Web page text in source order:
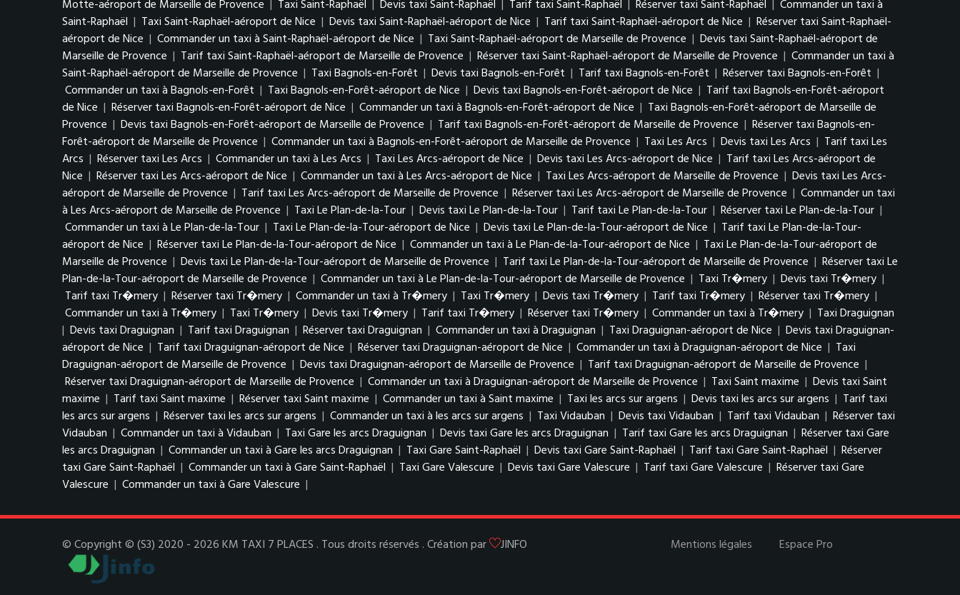
Motte-aéroport de Marseille de Provence | Taxi Saint-Raphaël | Devis taxi Saint-Raphaël | Tarif taxi Saint-Raphaël | Réserver taxi Saint-Raphaël | Commander un taxi à
Saint-Raphaël | Taxi Saint-Raphaël-aéroport de Nice | Devis taxi Saint-Raphaël-aéroport de Nice | Tarif taxi Saint-Raphaël-aéroport de Nice | Réserver taxi Saint-Raphaël-
aéroport de Nice | Commander un taxi à Saint-Raphaël-aéroport de Nice | Taxi Saint-Raphaël-aéroport de Marseille de Provence | Devis taxi Saint-Raphaël-aéroport de
Marseille de Provence | Tarif taxi Saint-Raphaël-aéroport de Marseille de Provence | Réserver taxi Saint-Raphaël-aéroport de Marseille de Provence | Commander un taxi à
Saint-Raphaël-aéroport de Marseille de Provence | Taxi Bagnols-en-Forêt | Devis taxi Bagnols-en-Forêt | Tarif taxi Bagnols-en-Forêt | Réserver taxi Bagnols-en-Forêt |
Commander un taxi à Bagnols-en-Forêt | Taxi Bagnols-en-Forêt-aéroport de Nice | Devis taxi Bagnols-en-Forêt-aéroport de Nice | Tarif taxi Bagnols-en-Forêt-aéroport
de Nice | Réserver taxi Bagnols-en-Forêt-aéroport de Nice | Commander un taxi à Bagnols-en-Forêt-aéroport de Nice | Taxi Bagnols-en-Forêt-aéroport de Marseille de
Provence | Devis taxi Bagnols-en-Forêt-aéroport de Marseille de Provence | Tarif taxi Bagnols-en-Forêt-aéroport de Marseille de Provence | Réserver taxi Bagnols-en-
Forêt-aéroport de Marseille de Provence | Commander un taxi à Bagnols-en-Forêt-aéroport de Marseille de Provence | Taxi Les Arcs | Devis taxi Les Arcs | Tarif taxi Les
Arcs | Réserver taxi Les Arcs | Commander un taxi à Les Arcs | Taxi Les Arcs-aéroport de Nice | Devis taxi Les Arcs-aéroport de Nice | Tarif taxi Les Arcs-aéroport de
Nice | Réserver taxi Les Arcs-aéroport de Nice | Commander un taxi à Les Arcs-aéroport de Nice | Taxi Les Arcs-aéroport de Marseille de Provence | Devis taxi Les Arcs-
aéroport de Marseille de Provence | Tarif taxi Les Arcs-aéroport de Marseille de Provence | Réserver taxi Les Arcs-aéroport de Marseille de Provence | Commander un taxi
à Les Arcs-aéroport de Marseille de Provence | Taxi Le Plan-de-la-Tour | Devis taxi Le Plan-de-la-Tour | Tarif taxi Le Plan-de-la-Tour | Réserver taxi Le Plan-de-la-Tour |
Commander un taxi à Le Plan-de-la-Tour | Taxi Le Plan-de-la-Tour-aéroport de Nice | Devis taxi Le Plan-de-la-Tour-aéroport de Nice | Tarif taxi Le Plan-de-la-Tour-
aéroport de Nice | Réserver taxi Le Plan-de-la-Tour-aéroport de Nice | Commander un taxi à Le Plan-de-la-Tour-aéroport de Nice | Taxi Le Plan-de-la-Tour-aéroport de
Marseille de Provence | Devis taxi Le Plan-de-la-Tour-aéroport de Marseille de Provence | Tarif taxi Le Plan-de-la-Tour-aéroport de Marseille de Provence | Réserver taxi Le
Plan-de-la-Tour-aéroport de Marseille de Provence | Commander un taxi à Le Plan-de-la-Tour-aéroport de Marseille de Provence | Taxi Tr�mery | Devis taxi Tr�mery |
Tarif taxi Tr�mery | Réserver taxi Tr�mery | Commander un taxi à Tr�mery | Taxi Tr�mery | Devis taxi Tr�mery | Tarif taxi Tr�mery | Réserver taxi Tr�mery |
Commander un taxi à Tr�mery | Taxi Tr�mery | Devis taxi Tr�mery | Tarif taxi Tr�mery | Réserver taxi Tr�mery | Commander un taxi à Tr�mery | Taxi Draguignan
| Devis taxi Draguignan | Tarif taxi Draguignan | Réserver taxi Draguignan | Commander un taxi à Draguignan | Taxi Draguignan-aéroport de Nice | Devis taxi Draguignan-
aéroport de Nice | Tarif taxi Draguignan-aéroport de Nice | Réserver taxi Draguignan-aéroport de Nice | Commander un taxi à Draguignan-aéroport de Nice | Taxi
Draguignan-aéroport de Marseille de Provence | Devis taxi Draguignan-aéroport de Marseille de Provence | Tarif taxi Draguignan-aéroport de Marseille de Provence |
Réserver taxi Draguignan-aéroport de Marseille de Provence | Commander un taxi à Draguignan-aéroport de Marseille de Provence | Taxi Saint maxime | Devis taxi Saint
maxime | Tarif taxi Saint maxime | Réserver taxi Saint maxime | Commander un taxi à Saint maxime | Taxi les arcs sur argens | Devis taxi les arcs sur argens | Tarif taxi
les arcs sur argens | Réserver taxi les arcs sur argens | Commander un taxi à les arcs sur argens | Taxi Vidauban | Devis taxi Vidauban | Tarif taxi Vidauban | Réserver taxi
Vidauban | Commander un taxi à Vidauban | Taxi Gare les arcs Draguignan | Devis taxi Gare les arcs Draguignan | Tarif taxi Gare les arcs Draguignan | Réserver taxi Gare
les arcs Draguignan | Commander un taxi à Gare les arcs Draguignan | Taxi Gare Saint-Raphaël | Devis taxi Gare Saint-Raphaël | Tarif taxi Gare Saint-Raphaël | Réserver
taxi Gare Saint-Raphaël | Commander un taxi à Gare Saint-Raphaël | Taxi Gare Valescure | Devis taxi Gare Valescure | Tarif taxi Gare Valescure | Réserver taxi Gare
Valescure | Commander un taxi à Gare Valescure |
© Copyright © (S3) 2020 - 2026 KM TAXI 7 PLACES . Tous droits réservés . Création par JINFO Mentions légales Espace Pro